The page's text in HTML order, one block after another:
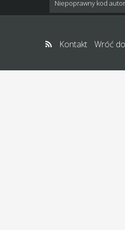
Niepoprawny kod
Kontakt Wróć